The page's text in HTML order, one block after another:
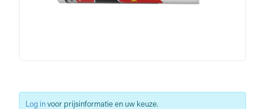
Log in voor prijsinformatie en uw keuze.